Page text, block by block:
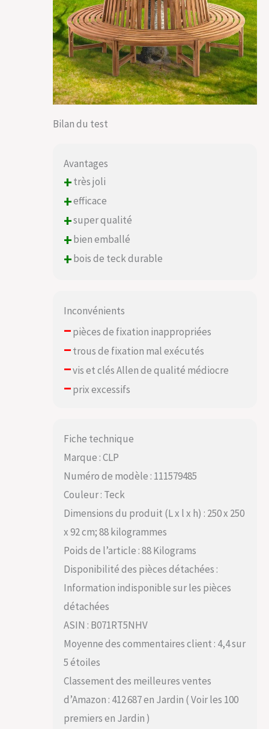
Bilan du test
Avantages
+très joli
+efficace
+super qualité
+bien emballé
+bois de teck durable
Inconvénients
–pièces de fixation inappropriées
–trous de fixation mal exécutés
–vis et clés Allen de qualité médiocre
–prix excessifs
Fiche technique
Marque : CLP
Numéro de modèle : 111579485
Couleur : Teck
Dimensions du produit (L x l x h) : 250 x 250
x 92 cm; 88 kilogrammes
Poids de l’article : 88 Kilograms
Disponibilité des pièces détachées :
Information indisponible sur les pièces
détachées
ASIN : B071RT5NHV
Moyenne des commentaires client : 4,4 sur
5 étoiles
Classement des meilleures ventes
d’Amazon : 412 687 en Jardin ( Voir les 100
premiers en Jardin )